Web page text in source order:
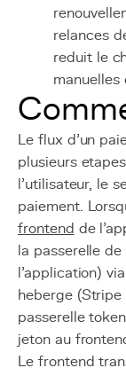
relances
reduit le
manuelles
Le flux d'un
plusieurs
l'utilisateur, le
paiement.
frontend de
la passerelle
l'application)
heberge (Stripe
passerelle
jeton au
Le frontend